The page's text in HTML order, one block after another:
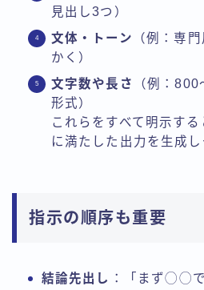
見出し3つ）
文体・トーン
（例：専
かく）
文字数や長さ
（例：
形式）
これらをすべて明示す
に満たした出力を生成し
指示の順序も重要
結論先出し ：「まず◯◯